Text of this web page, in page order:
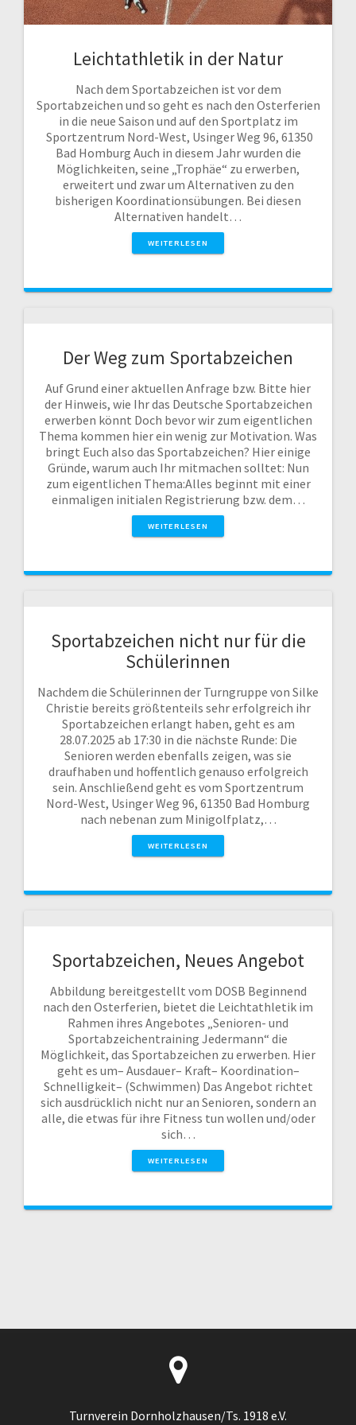
Leichtathletik in der Natur
Nach dem Sportabzeichen ist vor dem
Sportabzeichen und so geht es nach den Osterferien
in die neue Saison und auf den Sportplatz im
Sportzentrum Nord-West, Usinger Weg 96, 61350
Bad Homburg Auch in diesem Jahr wurden die
Möglichkeiten, seine „Trophäe“ zu erwerben,
erweitert und zwar um Alternativen zu den
bisherigen Koordinationsübungen. Bei diesen
Alternativen handelt…
WEITERLESEN
Der Weg zum Sportabzeichen
Auf Grund einer aktuellen Anfrage bzw. Bitte hier
der Hinweis, wie Ihr das Deutsche Sportabzeichen
erwerben könnt Doch bevor wir zum eigentlichen
Thema kommen hier ein wenig zur Motivation. Was
bringt Euch also das Sportabzeichen? Hier einige
Gründe, warum auch Ihr mitmachen solltet: Nun
zum eigentlichen Thema:Alles beginnt mit einer
einmaligen initialen Registrierung bzw. dem…
WEITERLESEN
Sportabzeichen nicht nur für die
Schülerinnen
Nachdem die Schülerinnen der Turngruppe von Silke
Christie bereits größtenteils sehr erfolgreich ihr
Sportabzeichen erlangt haben, geht es am
28.07.2025 ab 17:30 in die nächste Runde: Die
Senioren werden ebenfalls zeigen, was sie
draufhaben und hoffentlich genauso erfolgreich
sein. Anschließend geht es vom Sportzentrum
Nord-West, Usinger Weg 96, 61350 Bad Homburg
nach nebenan zum Minigolfplatz,…
WEITERLESEN
Sportabzeichen, Neues Angebot
Abbildung bereitgestellt vom DOSB Beginnend
nach den Osterferien, bietet die Leichtathletik im
Rahmen ihres Angebotes „Senioren- und
Sportabzeichentraining Jedermann“ die
Möglichkeit, das Sportabzeichen zu erwerben. Hier
geht es um– Ausdauer– Kraft– Koordination–
Schnelligkeit– (Schwimmen) Das Angebot richtet
sich ausdrücklich nicht nur an Senioren, sondern an
alle, die etwas für ihre Fitness tun wollen und/oder
sich…
WEITERLESEN
Turnverein Dornholzhausen/Ts. 1918 e.V.